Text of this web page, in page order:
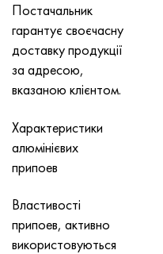
Постачальник
гарантує своєчасну
доставку продукції
за адресою,
вказаною клієнтом.
Характеристики
алюмінієвих
припоев
Властивості
припоев, активно
використовуються